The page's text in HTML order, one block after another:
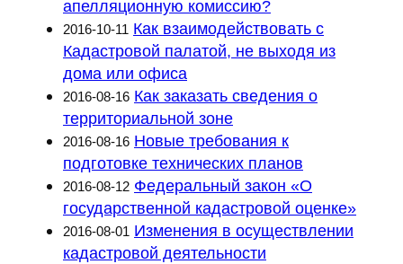
апелляционную комиссию?
2016-10-11 Как взаимодействовать с
Кадастровой палатой, не выходя из
дома или офиса
2016-08-16 Как заказать сведения о
территориальной зоне
2016-08-16 Новые требования к
подготовке технических планов
2016-08-12 Федеральный закон «О
государственной кадастровой оценке»
2016-08-01 Изменения в осуществлении
кадастровой деятельности